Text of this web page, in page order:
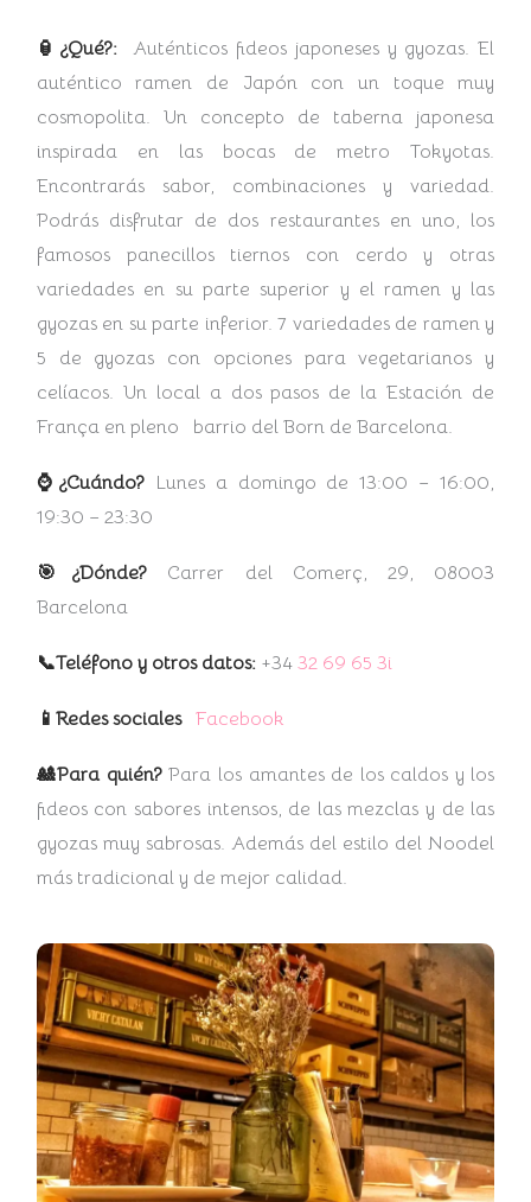
🏮¿Qué?:
Auténticos fideos japoneses y gyozas. El
auténtico ramen de Japón con un toque muy
cosmopolita. Un concepto de taberna japonesa
inspirada en las bocas de metro Tokyotas.
Encontrarás sabor, combinaciones y variedad.
Podrás disfrutar de dos restaurantes en uno, los
famosos panecillos tiernos con cerdo y otras
variedades en su parte superior y el ramen y las
gyozas en su parte inferior. 7 variedades de ramen y
5 de gyozas con opciones para vegetarianos y
celíacos. Un local a dos pasos de la Estación de
França en pleno barrio del Born de Barcelona.
⌚¿Cuándo? Lunes a domingo de 13:00 – 16:00,
19:30 – 23:30
🎯¿Dónde? Carrer del Comerç, 29, 08003
Barcelona
📞Teléfono y otros datos:+34 32 69 65 3i
📱Redes sociales Facebook
🎎Para quién?Para los amantes de los caldos y los
fideos con sabores intensos, de las mezclas y de las
gyozas muy sabrosas. Además del estilo del Noodel
más tradicional y de mejor calidad.